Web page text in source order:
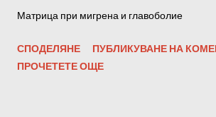
Матрица при мигрена и главоболие
СПОДЕЛЯНЕ
ПУБЛИКУВАНЕ НА
ПРОЧЕТЕТЕ ОЩЕ